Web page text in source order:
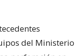
del Ministerio